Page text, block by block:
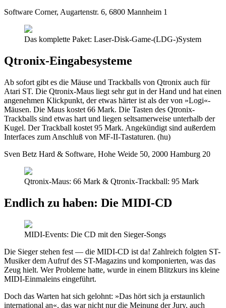
Software Corner, Augartenstr. 6, 6800 Mannheim 1
Das komplette Paket: Laser-Disk-Game-(LDG-)System
Qtronix-Eingabesysteme
Ab sofort gibt es die Mäuse und Trackballs von Qtronix auch für
Atari ST. Die Qtronix-Maus liegt sehr gut in der Hand und hat einen
angenehmen Klickpunkt, der etwas härter ist als der von »Logi«-
Mäusen. Die Maus kostet 66 Mark. Die Tasten des Qtronix-
Trackballs sind etwas hart und liegen seltsamerweise unterhalb der
Kugel. Der Trackball kostet 95 Mark. Angekündigt sind außerdem
Interfaces zum Anschluß von MF-II-Tastaturen. (hu)
Sven Betz Hard & Software, Hohe Weide 50, 2000 Hamburg 20
Qtronix-Maus: 66 Mark & Qtronix-Trackball: 95 Mark
Endlich zu haben: Die MIDI-CD
MIDI-Events: Die CD mit den Sieger-Songs
Die Sieger stehen fest — die MIDI-CD ist da! Zahlreich folgten ST-
Musiker dem Aufruf des ST-Magazins und komponierten, was das
Zeug hielt. Wer Probleme hatte, wurde in einem Blitzkurs ins kleine
MIDI-Einmaleins eingeführt.
Doch das Warten hat sich gelohnt: »Das hört sich ja erstaunlich
international an«, das war nicht nur die Meinung der Jury, auch